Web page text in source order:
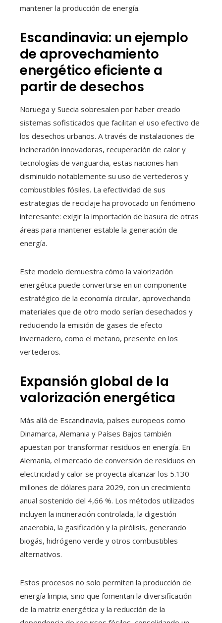
mantener la producción de energía.
Escandinavia: un ejemplo
de aprovechamiento
energético eficiente a
partir de desechos
Noruega y Suecia sobresalen por haber creado
sistemas sofisticados que facilitan el uso efectivo de
los desechos urbanos. A través de instalaciones de
incineración innovadoras, recuperación de calor y
tecnologías de vanguardia, estas naciones han
disminuido notablemente su uso de vertederos y
combustibles fósiles. La efectividad de sus
estrategias de reciclaje ha provocado un fenómeno
interesante: exigir la importación de basura de otras
áreas para mantener estable la generación de
energía.
Este modelo demuestra cómo la valorización
energética puede convertirse en un componente
estratégico de la economía circular, aprovechando
materiales que de otro modo serían desechados y
reduciendo la emisión de gases de efecto
invernadero, como el metano, presente en los
vertederos.
Expansión global de la
valorización energética
Más allá de Escandinavia, países europeos como
Dinamarca, Alemania y Países Bajos también
apuestan por transformar residuos en energía. En
Alemania, el mercado de conversión de residuos en
electricidad y calor se proyecta alcanzar los 5.130
millones de dólares para 2029, con un crecimiento
anual sostenido del 4,66 %. Los métodos utilizados
incluyen la incineración controlada, la digestión
anaerobia, la gasificación y la pirólisis, generando
biogás, hidrógeno verde y otros combustibles
alternativos.
Estos procesos no solo permiten la producción de
energía limpia, sino que fomentan la diversificación
de la matriz energética y la reducción de la